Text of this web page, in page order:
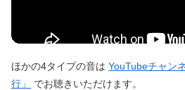
ほかの4タイプの音は YouTubeチャン
行」
でお聴きいただけます。